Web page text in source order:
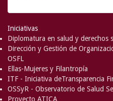
Iniciativas
Diplomatura en salud y derechos
Dirección y Gestión de
OSFL
Ellas-Mujeres y Filantropía
ITF - Iniciativa deTransparencia
OSSyR - Observatorio de Salud
Proyecto ATICA